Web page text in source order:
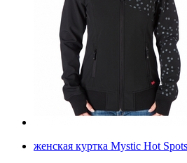
женская куртка Mystic Hot